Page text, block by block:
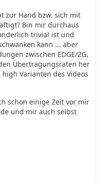
zur Hand bzw. sich mit
Bin mir durchaus
trivial ist und
kann ... aber
zwischen EDGE/2G,
Übertragungsraten her
Varianten des Videos
schon einige Zeit vor mir
und mir auch selbst